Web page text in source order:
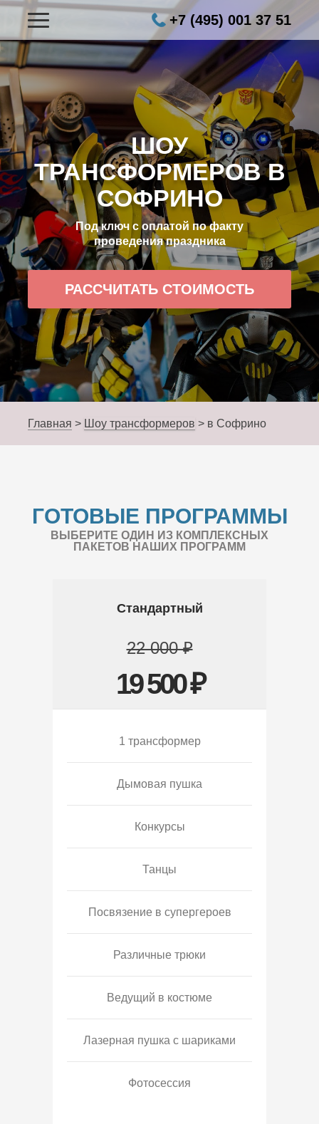
+7 (495) 001 37 51
ШОУ
ТРАНСФОРМЕРОВ В
СОФРИНО
Под ключ с оплатой по факту
проведения праздника
РАССЧИТАТЬ СТОИМОСТЬ
Главная > Шоу трансформеров > в Софрино
ГОТОВЫЕ ПРОГРАММЫ
ВЫБЕРИТЕ ОДИН ИЗ КОМПЛЕКСНЫХ
ПАКЕТОВ НАШИХ ПРОГРАММ
Стандартный
22 000 ₽
19 500 ₽
1 трансформер
Дымовая пушка
Конкурсы
Танцы
Посвязение в супергероев
Различные трюки
Ведущий в костюме
Лазерная пушка с шариками
Фотосессия